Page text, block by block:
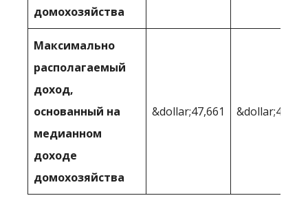
домохозяйства
Максимально
располагаемый
доход,
основанный на
медианном
доходе
домохозяйства
&dollar;47,661